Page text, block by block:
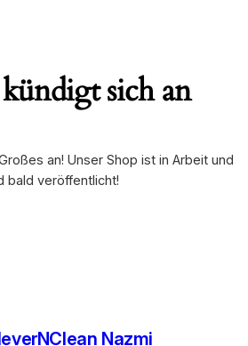
sich an
an! Unser Shop ist in Arbeit und
bald veröffentlicht!
Nazmi